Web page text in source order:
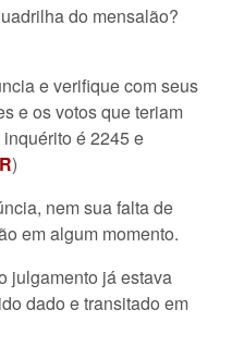
do mensalão?
e verifique com seus
e os votos que teriam
é 2245 e
)
nem sua falta de
em algum momento.
julgamento já estava
dado e transitado em